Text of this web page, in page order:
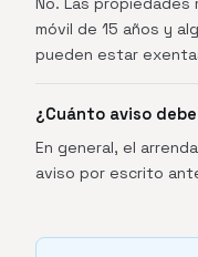
móvil de 15 años y
pueden estar
¿Cuánto aviso
En general, el
aviso por escrito